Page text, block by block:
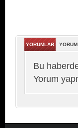
YORUMLAR
Bu
Yorum